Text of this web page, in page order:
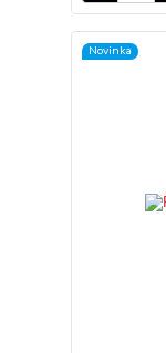
Novinka